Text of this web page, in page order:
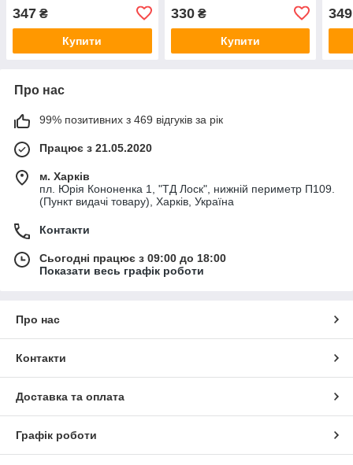
347 ₴
Купити
Престиж 292765-П2
330₴
Купити
349
Про нас
99% позитивних з 469 відгуків за рік
Працює з 21.05.2020
м. Харків
пл. Юрія Кононенка 1, "ТД Лоск", нижній периметр П109.
(Пункт видачі товару), Харків, Україна
Контакти
Сьогодні працює з 09:00 до 18:00
Показати весь графік роботи
Про нас
Контакти
Доставка та оплата
Графік роботи